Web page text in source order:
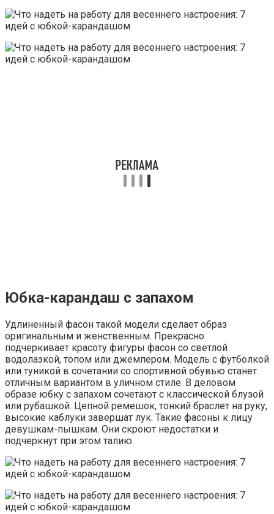
Юбка-карандаш с запахом
Удлиненный фасон такой модели сделает образ
оригинальным и женственным. Прекрасно
подчеркивает красоту фигуры фасон со светлой
водолазкой, топом или джемпером. Модель с футболкой
или туникой в сочетании со спортивной обувью станет
отличным вариантом в уличном стиле. В деловом
образе юбку с запахом сочетают с классической блузой
или рубашкой. Цепной ремешок, тонкий браслет на руку,
высокие каблуки завершат лук. Такие фасоны к лицу
девушкам-пышкам. Они скроют недостатки и
подчеркнут при этом талию.